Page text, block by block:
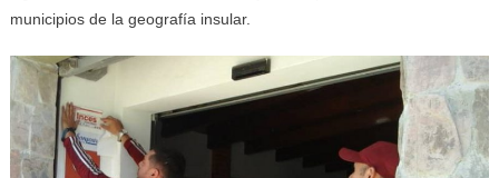
municipios de la geografía insular.